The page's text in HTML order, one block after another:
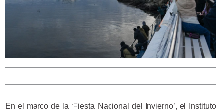
En el marco de la ‘Fiesta Nacional del Invierno’, el Instituto